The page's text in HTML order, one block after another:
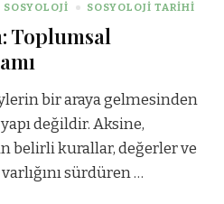
SOSYOLOJI SOSYOLOJI TARIHI
Toplumsal
bir araya gelmesinden
değildir. Aksine,
belirli kurallar, değerler ve
sürdüren …